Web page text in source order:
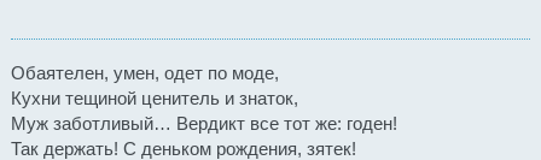
Обаятелен, умен, одет по моде,
Кухни тещиной ценитель и знаток,
Муж заботливый… Вердикт все тот же: годен!
Так держать! С деньком рождения, зятек!